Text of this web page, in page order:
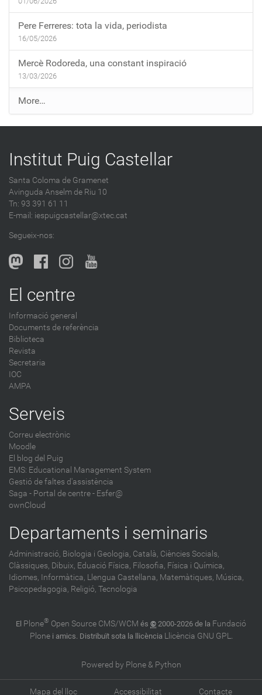
Pere Ferreres: tota la vida, periodista
16/05/2026
Mercè Rodoreda, una constant inspiració
13/03/2026
E
n
t
a
e
s
a
b
l
o
-
More…
Institut Puig Castellar
Santa Coloma de Gramenet
Avinguda Anselm de Riu 10
Tn: 93 391 61 11
E-mail: iespuigcastellar@xtec.cat
Segueix-nos:
El centre
Informació general
Documents de referència
Biblioteca
Revista
Secretaria
IOC
AMPA
Serveis
Correu electrònic
Moodle
El blog del Puig
EMS: Educational Management System
Gestió de faltes d'assistència
Saga - Portal de centre - Esfer@
ownCloud
Departaments i seminaris
Administració, Biologia i Geologia, Català, Ciències Socials,
Clàssiques, Dibuix, Eduació Física, Filosofia, Física i Química,
Idiomes, Informàtica, Llengua Castellana, Matemàtiques, Música,
Psicopedagogia, Religió, Tecnologia
El Plone® Open Source CMS/WCM és © 2000-2026 de la Fundació
Plonei amics. Distribuït sota la llicència Llicència GNU GPL.
Powered by Plone & Python
Mapa del lloc Accessibilitat Contacte